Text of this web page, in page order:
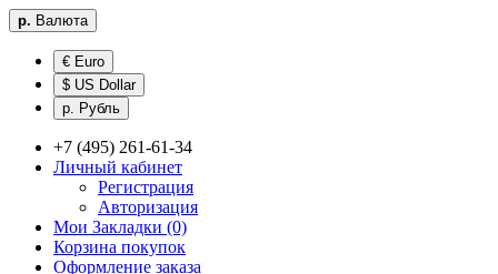
р. Валюта
€ Euro
$ US Dollar
р. Рубль
+7 (495) 261-61-34
Личный кабинет
Регистрация
Авторизация
Мои Закладки (0)
Корзина покупок
Оформление заказа